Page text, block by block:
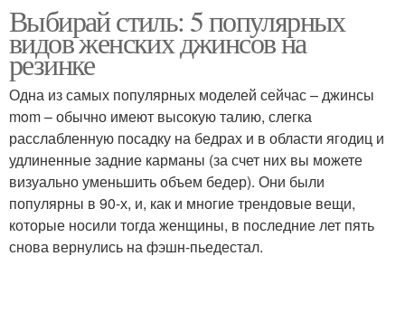
Выбирай стиль: 5 популярных
видов женских джинсов на
резинке
Одна из самых популярных моделей сейчас – джинсы
mom – обычно имеют высокую талию, слегка
расслабленную посадку на бедрах и в области ягодиц и
удлиненные задние карманы (за счет них вы можете
визуально уменьшить объем бедер). Они были
популярны в 90-х, и, как и многие трендовые вещи,
которые носили тогда женщины, в последние лет пять
снова вернулись на фэшн-пьедестал.